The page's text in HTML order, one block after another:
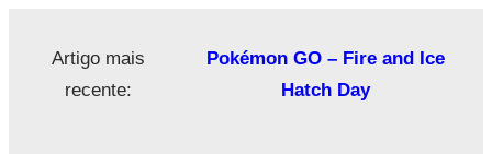
Artigo mais
recente:
Pokémon GO – Fire and Ice
Hatch Day